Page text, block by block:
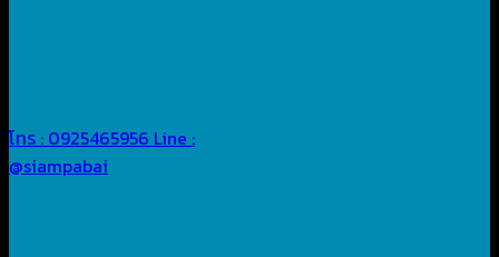
โทร : 0925465956 Line :
@siampabai